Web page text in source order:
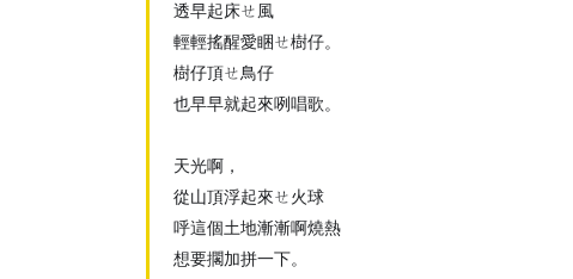
透早起床ㄝ風
輕輕搖醒愛睏ㄝ樹仔。
樹仔頂ㄝ鳥仔
也早早就起來咧唱歌。
天光啊，
從山頂浮起來ㄝ火球
呼這個土地漸漸啊燒熱
想要擱加拼一下。